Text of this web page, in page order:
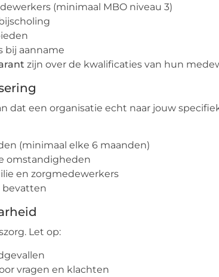
(minimaal MBO niveau 3)
bij aanname
zijn over de kwalificaties van hun
dat een organisatie echt naar jouw
(minimaal elke 6 maanden)
omstandigheden
en zorgmedewerkers
bevatten
Let op:
vragen en klachten